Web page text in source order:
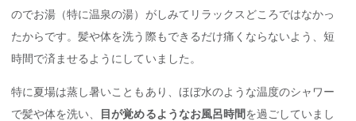
のでお湯（特に温泉の湯）がしみてリラックスどころではなかっ
たからです。髪や体を洗う際もできるだけ痛くならないよう、短
時間で済ませるようにしていました。
特に夏場は蒸し暑いこともあり、ほぼ水のような温度のシャワー
で髪や体を洗い、
目が覚めるようなお風呂時間を過ごしていまし